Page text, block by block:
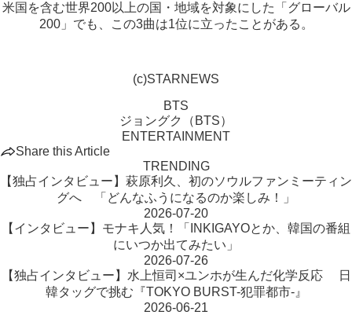
米国を含む世界200以上の国・地域を対象にした「グローバル
200」でも、この3曲は1位に立ったことがある。
(c)STARNEWS
BTS
ジョングク（BTS）
ENTERTAINMENT
Share this Article
TRENDING
【独占インタビュー】萩原利久、初のソウルファンミーティン
グへ 「どんなふうになるのか楽しみ！」
2026-07-20
【インタビュー】モナキ人気！「INKIGAYOとか、韓国の番組
にいつか出てみたい」
2026-07-26
【独占インタビュー】水上恒司×ユンホが生んだ化学反応 日
韓タッグで挑む『TOKYO BURST-犯罪都市-』
2026-06-21